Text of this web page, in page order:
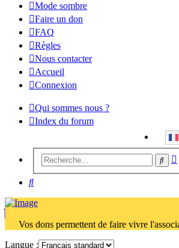
Mode sombre
Faire un don
FAQ
Règles
Nous contacter
Accueil
Connexion
Qui sommes nous ?
Index du forum
Rechercher
Vos dons permettent de faire vivre
Langue :